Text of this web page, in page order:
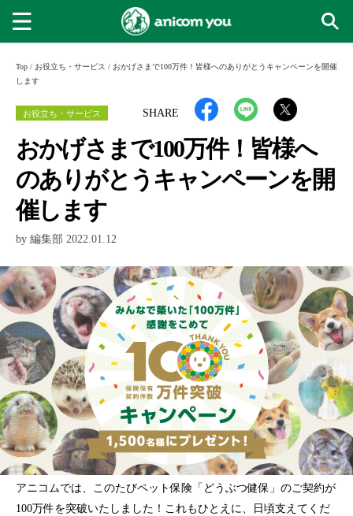
Top / お役立ち・サービス / おかげさまで100万件！皆様へのありがとうキャンペーンを開催
します
SHARE
お役立ち・サービス
おかげさまで100万件！皆様へ
のありがとうキャンペーンを開
催します
by 編集部 2022.01.12
アニコムでは、このたびペット保険「どうぶつ健保」のご契約が
100万件を突破いたしました！これもひとえに、日頃支えてくだ